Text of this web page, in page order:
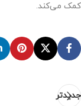
کمک می‌کند.
جدیدتر